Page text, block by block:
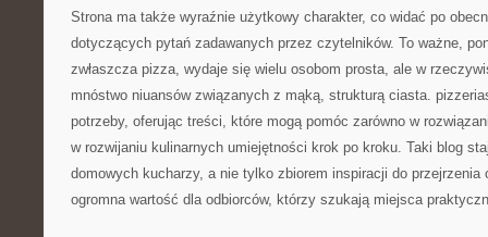
Strona ma także wyraźnie użytkowy charakter, co widać po
dotyczących pytań zadawanych przez czytelników. To ważne,
zwłaszcza pizza, wydaje się wielu osobom prosta, ale w
mnóstwo niuansów związanych z mąką, strukturą ciasta.
potrzeby, oferując treści, które mogą pomóc zarówno w
w rozwijaniu kulinarnych umiejętności krok po kroku. Taki blog
domowych kucharzy, a nie tylko zbiorem inspiracji do przejrzenia
ogromna wartość dla odbiorców, którzy szukają miejsca